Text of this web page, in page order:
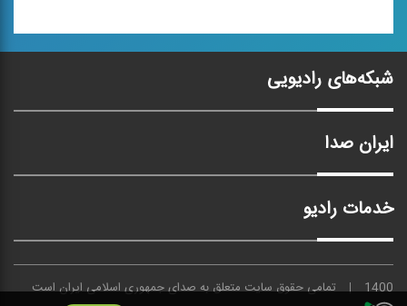
شبکه‌های رادیویی
ایران صدا
خدمات رادیو
1400 تمامی حقوق سایت متعلق بهصدایجمهوری اسلامی ایران است